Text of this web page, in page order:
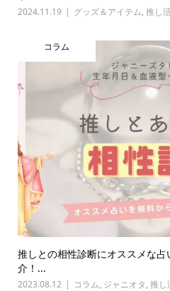
2024.11.19 グッズ＆アイテム, 推し
コラム
推しとの相性診断にオススメな
介！...
2023.08.12 コラム, ジャニオタ, 推し